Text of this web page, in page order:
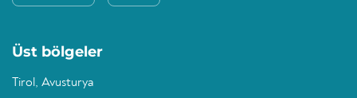
Üst bölgeler
Tirol, Avusturya